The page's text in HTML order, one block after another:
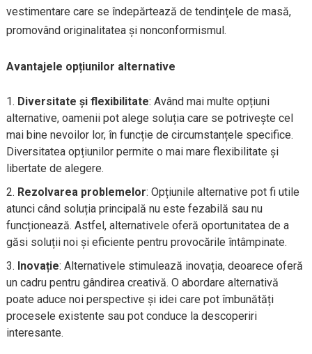
vestimentare care se îndepărtează de tendințele de masă,
promovând originalitatea și nonconformismul.
Avantajele opțiunilor alternative
Diversitate și flexibilitate: Având mai multe opțiuni
alternative, oamenii pot alege soluția care se potrivește cel
mai bine nevoilor lor, în funcție de circumstanțele specifice.
Diversitatea opțiunilor permite o mai mare flexibilitate și
libertate de alegere.
Rezolvarea problemelor: Opțiunile alternative pot fi utile
atunci când soluția principală nu este fezabilă sau nu
funcționează. Astfel, alternativele oferă oportunitatea de a
găsi soluții noi și eficiente pentru provocările întâmpinate.
Inovație: Alternativele stimulează inovația, deoarece oferă
un cadru pentru gândirea creativă. O abordare alternativă
poate aduce noi perspective și idei care pot îmbunătăți
procesele existente sau pot conduce la descoperiri
interesante.